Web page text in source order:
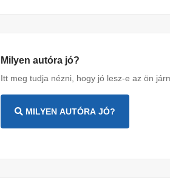
Milyen autóra jó?
Itt meg tudja nézni, hogy jó lesz-e az ön
MILYEN AUTÓRA JÓ?